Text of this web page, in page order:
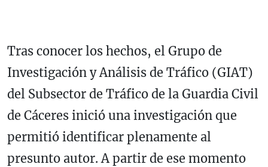
Tras conocer los hechos, el Grupo de
Investigación y Análisis de Tráfico (GIAT)
del Subsector de Tráfico de la Guardia Civil
de Cáceres inició una investigación que
permitió identificar plenamente al
presunto autor. A partir de ese momento